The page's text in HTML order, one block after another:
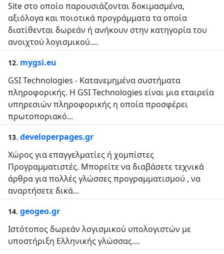
Site στο οποίο παρουσιάζονται δοκιμασμένα,
αξιόλογα και ποιοτικά προγράμματα τα οποία
διατίθενται δωρεάν ή ανήκουν στην κατηγορία του
ανοιχτού λογισμικού....
12. mygsi.eu
GSI Technologies - Κατανεμημένα συστήματα
πληροφορικής. Η GSI Technologies είναι μια εταιρεία
υπηρεσιών πληροφορικής η οποία προσφέρει
πρωτοποριακό...
13. developerpages.gr
Χώρος για επαγγελματίες ή χομπίστες
Προγραμματιστές. Μπορείτε να διαβάσετε τεχνικά
άρθρα για πολλές γλώσσες προγραμματισμού , να
αναρτήσετε δικά...
14. geogeo.gr
Ιστότοπος δωρεάν λογισμικού υπολογιστών με
υποστήριξη Ελληνικής γλώσσας....